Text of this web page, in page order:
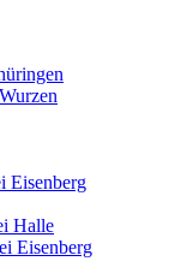
Eisenberg
Halle
Eisenberg